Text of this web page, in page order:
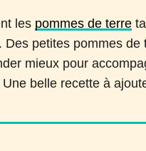
les pommes de terre
petites pommes de
mieux pour
belle recette à